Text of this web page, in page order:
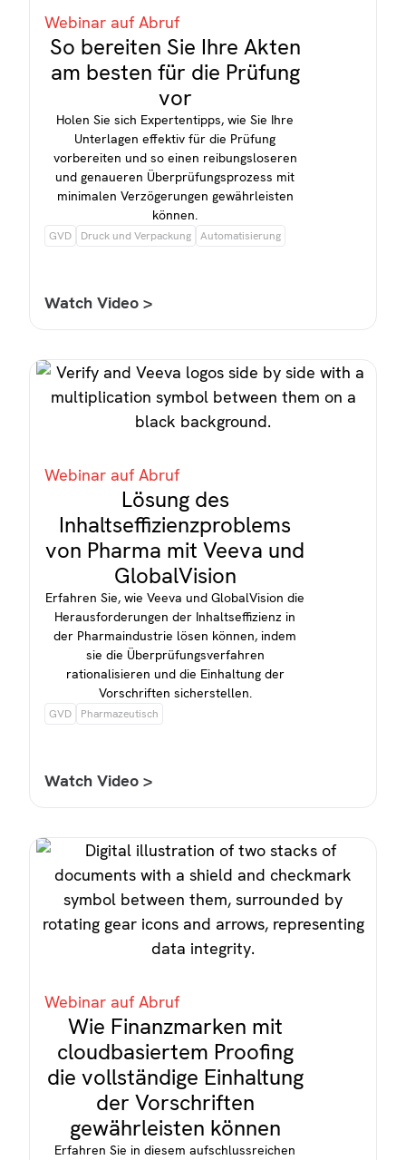
Webinar auf Abruf
So bereiten Sie Ihre Akten
am besten für die Prüfung
vor
Holen Sie sich Expertentipps, wie Sie Ihre
Unterlagen effektiv für die Prüfung
vorbereiten und so einen reibungsloseren
und genaueren Überprüfungsprozess mit
minimalen Verzögerungen gewährleisten
können.
GVD Druck und Verpackung Automatisierung
Watch Video >
Webinar auf Abruf
Lösung des
Inhaltseffizienzproblems
von Pharma mit Veeva und
GlobalVision
Erfahren Sie, wie Veeva und GlobalVision die
Herausforderungen der Inhaltseffizienz in
der Pharmaindustrie lösen können, indem
sie die Überprüfungsverfahren
rationalisieren und die Einhaltung der
Vorschriften sicherstellen.
GVD Pharmazeutisch
Watch Video >
Webinar auf Abruf
Wie Finanzmarken mit
cloudbasiertem Proofing
die vollständige Einhaltung
der Vorschriften
gewährleisten können
Erfahren Sie in diesem aufschlussreichen